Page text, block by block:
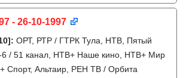
- 26-10-1997
: ОРТ, РТР / ГТРК Тула, НТВ, Пятый
6 / 51 канал, НТВ+ Наше кино, НТВ+ Мир
Спорт, Альтаир, РЕН ТВ / Орбита